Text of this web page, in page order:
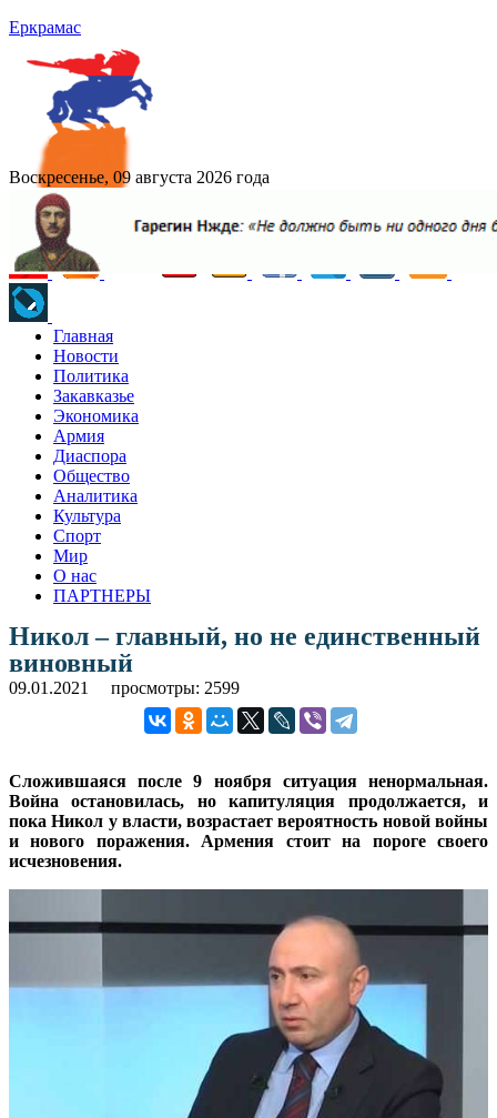
Еркрамас
Воскресенье, 09 августа 2026 года
Главная
Новости
Политика
Закавказье
Экономика
Армия
Диаспора
Общество
Аналитика
Культура
Спорт
Мир
О нас
ПАРТНЕРЫ
Никол – главный, но не единственный
виновный
09.01.2021 просмотры: 2599
Сложившаяся после 9 ноября ситуация ненормальная.
Война остановилась, но капитуляция продолжается, и
пока Никол у власти, возрастает вероятность новой войны
и нового поражения. Армения стоит на пороге своего
исчезновения.